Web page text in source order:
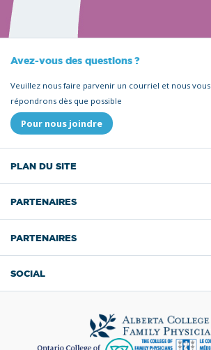
Avez-vous des questions ?
Veuillez nous faire parvenir un courriel et nous vous
répondrons dès que possible
Pour nous joindre
PLAN DU SITE
PARTENAIRES
PARTENAIRES
SOCIAL